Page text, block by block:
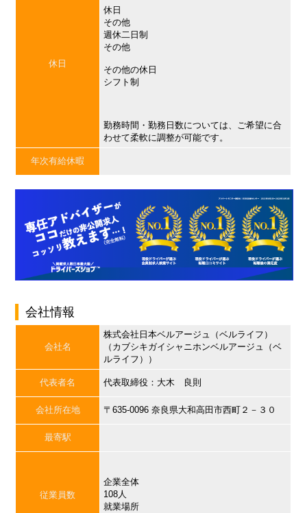
休日
休日
その他
週休二日制
その他
その他の休日
シフト制
勤務時間・勤務日数については、ご希望に合
わせて柔軟に調整が可能です。
年次有給休暇
会社情報
会社名
株式会社日本ベルアージュ（ベルライフ）
（カブシキガイシャニホンベルアージュ（ベ
ルライフ））
代表者名 代表取締役：大木 良則
会社所在地 〒635-0096 奈良県大和高田市西町２－３０
最寄駅
従業員数
企業全体
108人
就業場所